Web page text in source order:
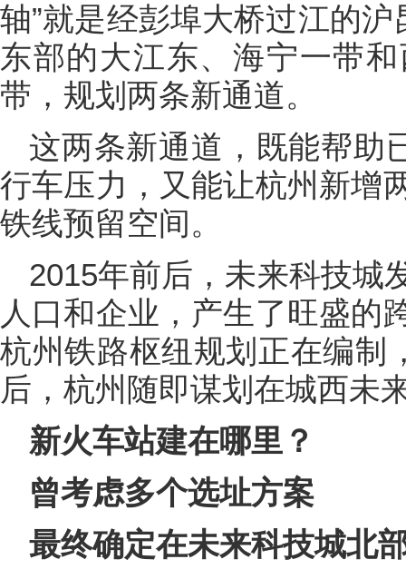
轴”就是经彭埠大桥过江的
东部的大江东、海宁一带
带，规划两条新通道。
这两条新通道，既能帮助
行车压力，又能让杭州新增
铁线预留空间。
2015年前后，未来科技城
人口和企业，产生了旺盛的
杭州铁路枢纽规划正在编制
后，杭州随即谋划在城西未
新火车站建在哪里？
曾考虑多个选址方案
最终确定在未来科技城北